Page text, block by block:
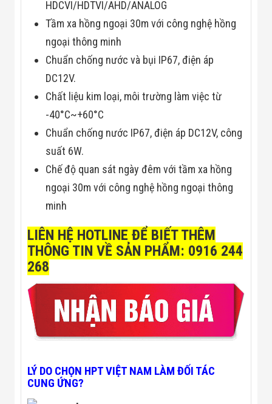
Dự Án Khối Nhà
Máy
Xưởng -
Logistics
Tin Khuyến Mãi
HDCVI/HDTVI/AHD/ANALOG
Tầm xa hồng ngoại 30m với công nghệ hồng
ngoại thông minh
Chuẩn chống nước và bụi IP67, điện áp
DC12V.
Chất liệu kim loại, môi trường làm việc từ
-40°C~+60°C
Chuẩn chống nước IP67, điện áp DC12V, công
suất 6W.
Chế độ quan sát ngày đêm với tầm xa hồng
ngoại 30m với công nghệ hồng ngoại thông
minh
LIÊN HỆ HOTLINE ĐỂ BIẾT THÊM
THÔNG TIN VỀ SẢN PHẨM: 0916 244
268
LÝ DO CHỌN HPT VIỆT NAM LÀM ĐỐI TÁC
CUNG ỨNG?